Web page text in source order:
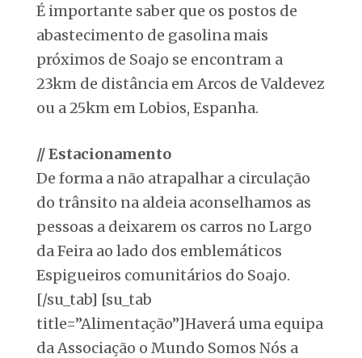
É importante saber que os postos de
abastecimento de gasolina mais
próximos de Soajo se encontram a
23km de distância em Arcos de Valdevez
ou a 25km em Lobios, Espanha.
// Estacionamento
De forma a não atrapalhar a circulação
do trânsito na aldeia aconselhamos as
pessoas a deixarem os carros no Largo
da Feira ao lado dos emblemáticos
Espigueiros comunitários do Soajo.
[/su_tab] [su_tab
title=”Alimentação”]Haverá uma equipa
da Associação o Mundo Somos Nós a